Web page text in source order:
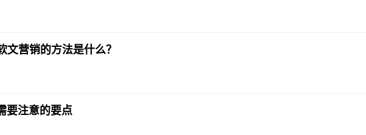
营销的方法是什么？
要注意的要点